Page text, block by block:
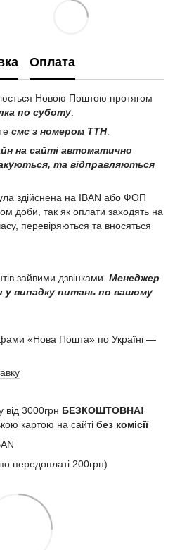
Оплата
Новою Поштою протягом
по суботу
смс з номером ТТН.
на сайті автоматично
та відправляються
здійснена на IBAN або ФОП
доби, так як оплати заходять на
перевіряються та вносяться
зайвими дзвінками. Менеджер
у випадку питань по вашому
«Нова Пошта» по Україні —
від 3000грн БЕЗКОШТОВНА!
картою на сайті без комісії
передоплаті 200грн)